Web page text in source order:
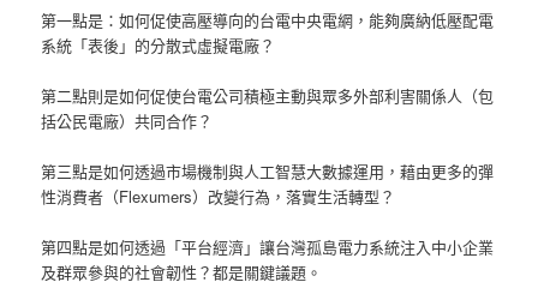
第一點是：如何促使高壓導向的台電中央電網，能夠廣納低壓配電
系統「表後」的分散式虛擬電廠？
第二點則是如何促使台電公司積極主動與眾多外部利害關係人（包
括公民電廠）共同合作？
第三點是如何透過市場機制與人工智慧大數據運用，藉由更多的彈
性消費者（Flexumers）改變行為，落實生活轉型？
第四點是如何透過「平台經濟」讓台灣孤島電力系統注入中小企業
及群眾參與的社會韌性？都是關鍵議題。